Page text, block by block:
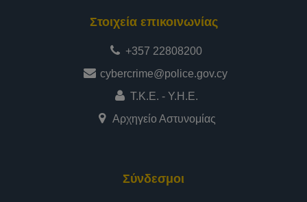
Στοιχεία επικοινωνίας
+357 22808200
cybercrime@police.gov.cy
Τ.Κ.Ε. - Υ.Η.Ε.
Αρχηγείο Αστυνομίας
Σύνδεσμοι